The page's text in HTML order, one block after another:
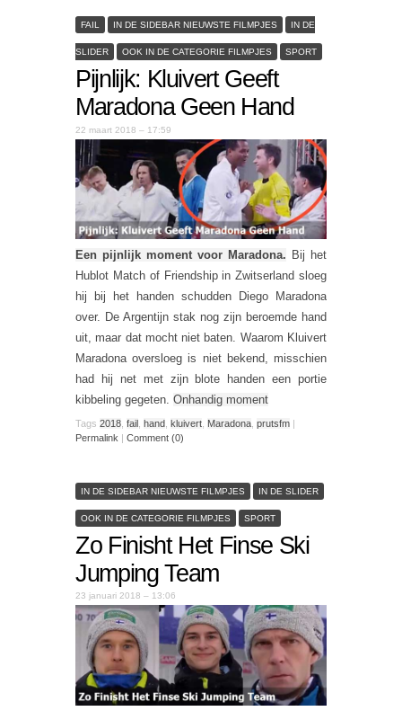
FAIL IN DE SIDEBAR NIEUWSTE FILMPJES IN DE
SLIDER OOK IN DE CATEGORIE FILMPJES SPORT
Pijnlijk: Kluivert Geeft
Maradona Geen Hand
22 maart 2018 – 17:59
Een pijnlijk moment voor Maradona. Bij het
Hublot Match of Friendship in Zwitserland sloeg
hij bij het handen schudden Diego Maradona
over. De Argentijn stak nog zijn beroemde hand
uit, maar dat mocht niet baten. Waarom Kluivert
Maradona oversloeg is niet bekend, misschien
had hij net met zijn blote handen een portie
kibbeling gegeten. Onhandig moment
Tags 2018 fail hand kluivert Maradona prutsfm |
Permalink | Comment (0)
IN DE SIDEBAR NIEUWSTE FILMPJES IN DE SLIDER
OOK IN DE CATEGORIE FILMPJES SPORT
Zo Finisht Het Finse Ski
Jumping Team
23 januari 2018 – 13:06